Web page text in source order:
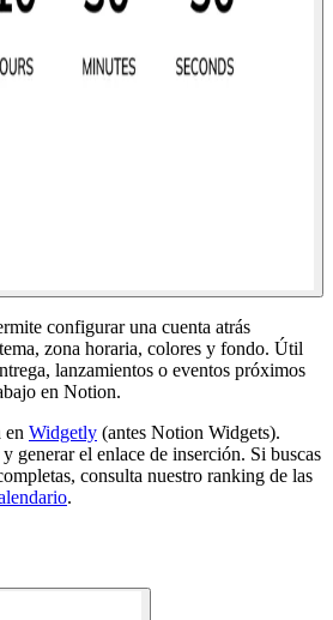
configurar una cuenta atrás
zona horaria, colores y fondo. Útil
lanzamientos o eventos próximos
en Notion.
en Widgetly (antes Notion Widgets).
generar el enlace de inserción. Si buscas
consulta nuestro ranking de las
.